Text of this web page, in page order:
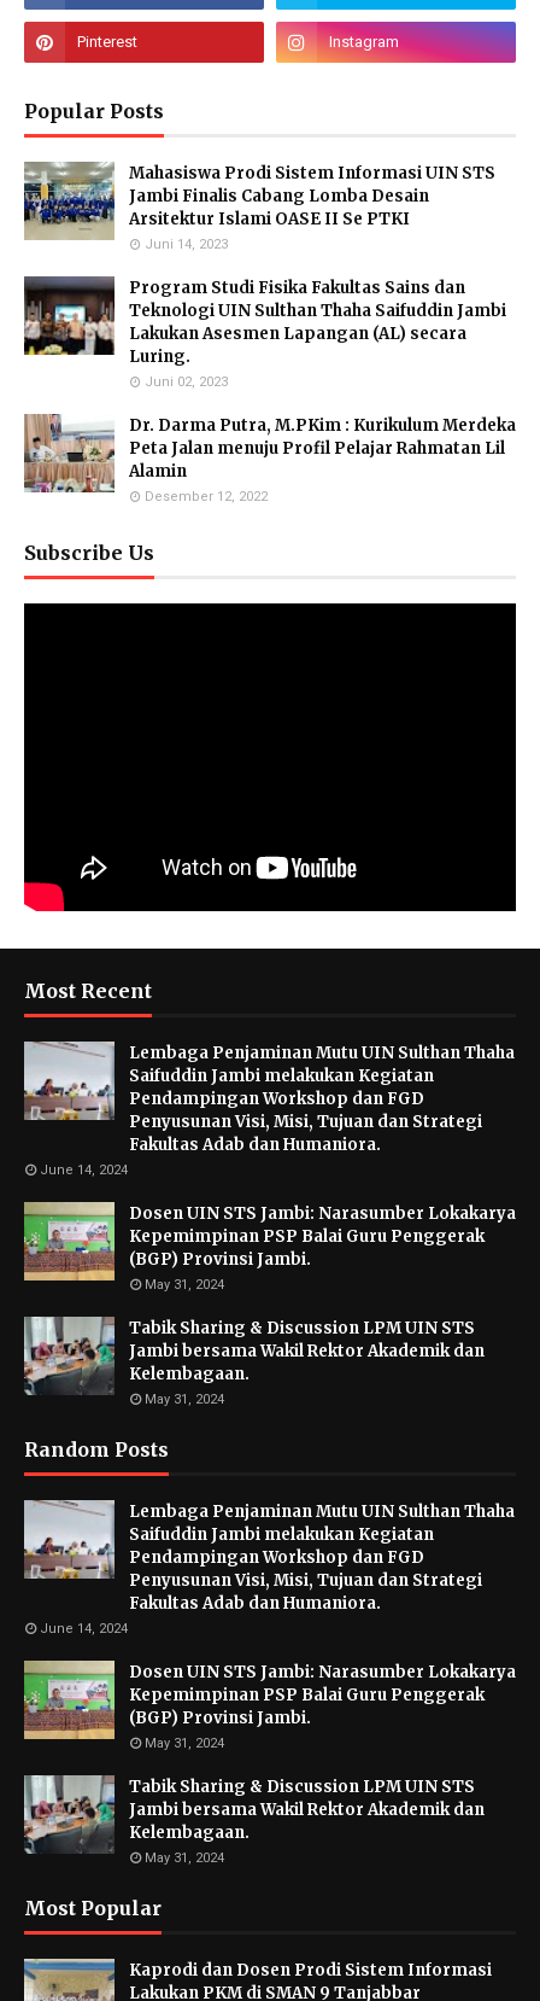
Popular Posts
Mahasiswa Prodi Sistem Informasi UIN STS
Jambi Finalis Cabang Lomba Desain
Arsitektur Islami OASE II Se PTKI
Juni 14, 2023
Program Studi Fisika Fakultas Sains dan
Teknologi UIN Sulthan Thaha Saifuddin Jambi
Lakukan Asesmen Lapangan (AL) secara
Luring.
Juni 02, 2023
Dr. Darma Putra, M.PKim : Kurikulum Merdeka
Peta Jalan menuju Profil Pelajar Rahmatan Lil
Alamin
Desember 12, 2022
Subscribe Us
Most Recent
Lembaga Penjaminan Mutu UIN Sulthan Thaha
Saifuddin Jambi melakukan Kegiatan
Pendampingan Workshop dan FGD
Penyusunan Visi, Misi, Tujuan dan Strategi
Fakultas Adab dan Humaniora.
June 14, 2024
Dosen UIN STS Jambi: Narasumber Lokakarya
Kepemimpinan PSP Balai Guru Penggerak
(BGP) Provinsi Jambi.
May 31, 2024
Tabik Sharing & Discussion LPM UIN STS
Jambi bersama Wakil Rektor Akademik dan
Kelembagaan.
May 31, 2024
Random Posts
Lembaga Penjaminan Mutu UIN Sulthan Thaha
Saifuddin Jambi melakukan Kegiatan
Pendampingan Workshop dan FGD
Penyusunan Visi, Misi, Tujuan dan Strategi
Fakultas Adab dan Humaniora.
June 14, 2024
Dosen UIN STS Jambi: Narasumber Lokakarya
Kepemimpinan PSP Balai Guru Penggerak
(BGP) Provinsi Jambi.
May 31, 2024
Tabik Sharing & Discussion LPM UIN STS
Jambi bersama Wakil Rektor Akademik dan
Kelembagaan.
May 31, 2024
Most Popular
Kaprodi dan Dosen Prodi Sistem Informasi
Lakukan PKM di SMAN 9 Tanjabbar